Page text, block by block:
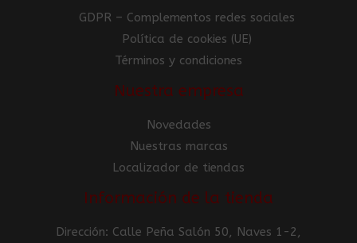
GDPR – Complementos redes sociales
Política de cookies (UE)
Términos y condiciones
Nuestra empresa
Novedades
Nuestras marcas
Localizador de tiendas
Información de la tienda
Dirección: Calle Peña Salón 50, Naves 1-2,